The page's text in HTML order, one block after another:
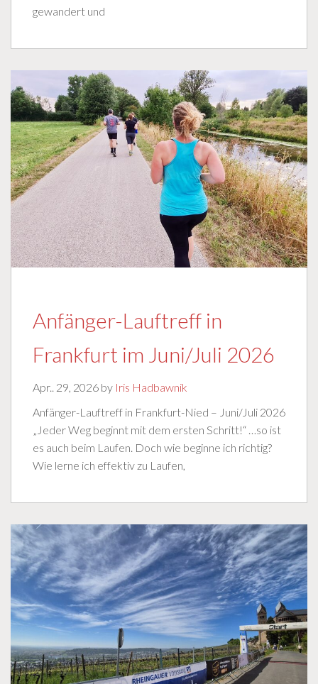
gewandert und
Anfänger-Lauftreff in
Frankfurt im Juni/Juli 2026
Apr.. 29, 2026 by Iris Hadbawnik
Anfänger-Lauftreff in Frankfurt-Nied – Juni/Juli 2026
„Jeder Weg beginnt mit dem ersten Schritt!“ …so ist
es auch beim Laufen. Doch wie beginne ich richtig?
Wie lerne ich effektiv zu Laufen,